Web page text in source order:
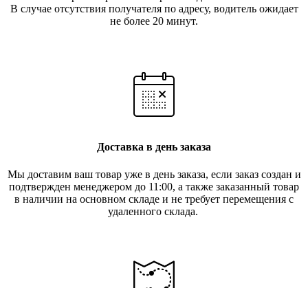
В случае отсутствия получателя по адресу, водитель ожидает
не более 20 минут.
Доставка в день заказа
Мы доставим ваш товар уже в день заказа, если заказ создан и
подтвержден менеджером до 11:00, а также заказанный товар
в наличии на основном складе и не требует перемещения с
удаленного склада.